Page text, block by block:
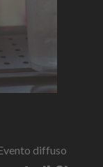
diffuso